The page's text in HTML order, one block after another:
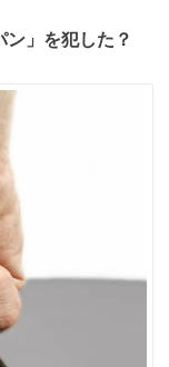
」を犯した？